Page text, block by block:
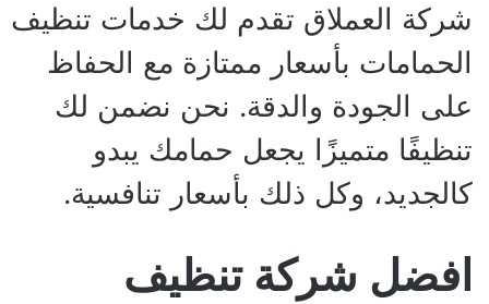
شركة العملاق تقدم لك خدمات تنظيف
الحمامات بأسعار ممتازة مع الحفاظ
على الجودة والدقة. نحن نضمن لك
تنظيفًا متميزًا يجعل حمامك يبدو
كالجديد، وكل ذلك بأسعار تنافسية.
افضل شركة تنظيف